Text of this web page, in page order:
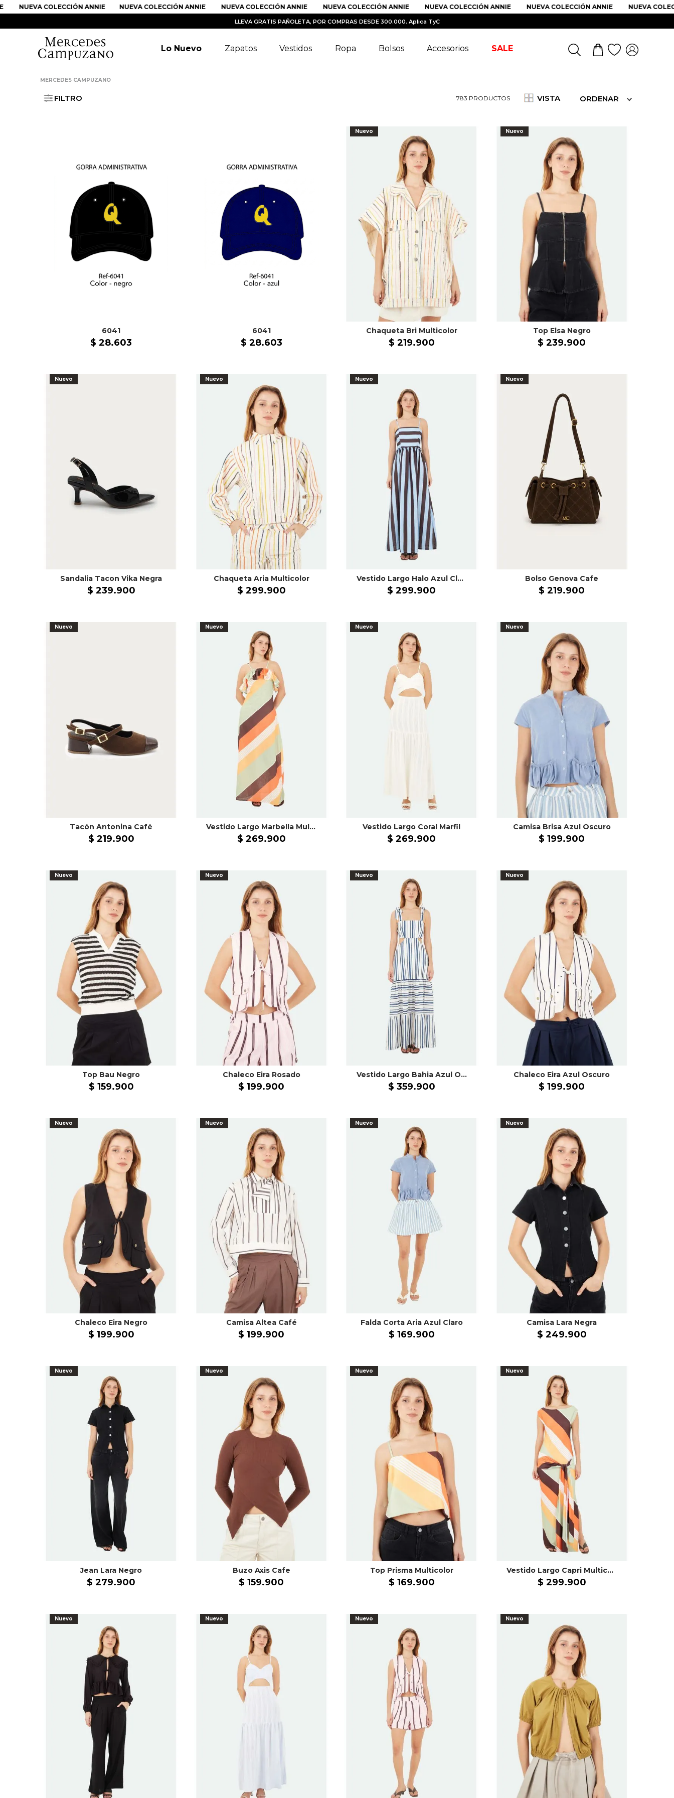
COLECCIÓN ANNIE NUEVA COLECCIÓN ANNIE NUEVA COLECCIÓN ANNIE NUEVA COLECCIÓN ANNIE NUEVA COLECCIÓN ANNIE NUEVA COLECCIÓN ANNIE NUEVA COLECCIÓN
LLEVA GRATIS PAÑOLETA, POR COMPRAS DESDE 300.000. Aplica TyC
Lo Nuevo Zapatos Vestidos Ropa Bolsos Accesorios SALE
MERCEDES CAMPUZANO
FILTRO 783 PRODUCTOS VISTA ORDENAR
6041
$ 28.603
6041
$ 28.603
Nuevo
Chaqueta Bri Multicolor
$ 219.900
Nuevo
Top Elsa Negro
$ 239.900
Nuevo
Sandalia Tacon Vika Negra
$ 239.900
Nuevo
Chaqueta Aria Multicolor
$ 299.900
Nuevo
Vestido Largo Halo Azul Claro
$ 299.900
Nuevo
Bolso Genova Cafe
$ 219.900
Nuevo
Tacón Antonina Café
$ 219.900
Nuevo
Vestido Largo Marbella Multicolor
$ 269.900
Nuevo
Vestido Largo Coral Marfil
$ 269.900
Nuevo
Camisa Brisa Azul Oscuro
$ 199.900
Nuevo
Top Bau Negro
$ 159.900
Nuevo
Chaleco Eira Rosado
$ 199.900
Nuevo
Vestido Largo Bahia Azul Oscuro
$ 359.900
Nuevo
Chaleco Eira Azul Oscuro
$ 199.900
Nuevo
Chaleco Eira Negro
$ 199.900
Nuevo
Camisa Altea Café
$ 199.900
Nuevo
Falda Corta Aria Azul Claro
$ 169.900
Nuevo
Camisa Lara Negra
$ 249.900
Nuevo
Jean Lara Negro
$ 279.900
Nuevo
Buzo Axis Cafe
$ 159.900
Nuevo
Top Prisma Multicolor
$ 169.900
Nuevo
Vestido Largo Capri Multicolor
$ 299.900
Nuevo Nuevo Nuevo Nuevo